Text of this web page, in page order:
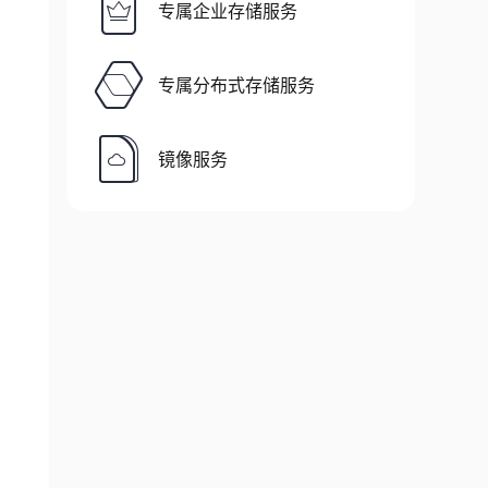
专属企业存储服务
专属分布式存储服务
镜像服务